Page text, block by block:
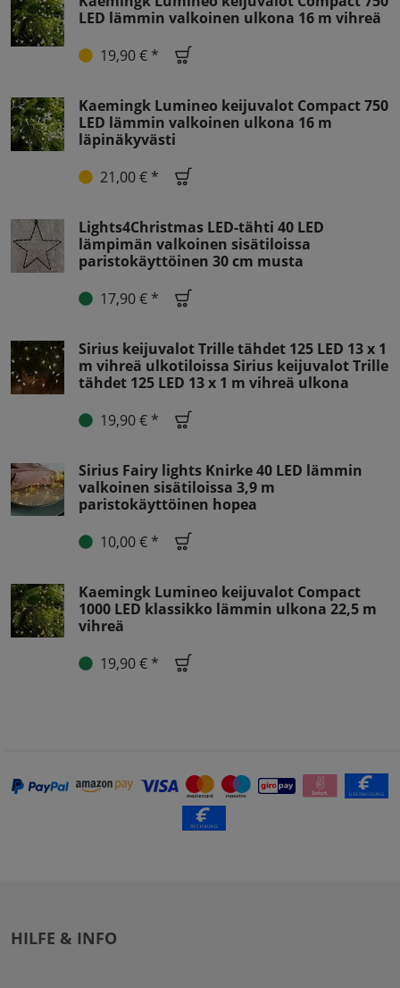
LED lämmin valkoinen ulkona 16 m vihreä
19,90 € *
Kaemingk Lumineo keijuvalot Compact 750
LED lämmin valkoinen ulkona 16 m
läpinäkyvästi
21,00 € *
Lights4Christmas LED-tähti 40 LED
lämpimän valkoinen sisätiloissa
paristokäyttöinen 30 cm musta
17,90 € *
Sirius keijuvalot Trille tähdet 125 LED 13 x 1
m vihreä ulkotiloissa Sirius keijuvalot Trille
tähdet 125 LED 13 x 1 m vihreä ulkona
19,90 € *
Sirius Fairy lights Knirke 40 LED lämmin
valkoinen sisätiloissa 3,9 m
paristokäyttöinen hopea
10,00 € *
Kaemingk Lumineo keijuvalot Compact
1000 LED klassikko lämmin ulkona 22,5 m
vihreä
19,90 € *
HILFE & INFO